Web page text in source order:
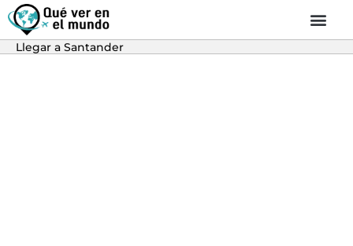
Llegar a Santander